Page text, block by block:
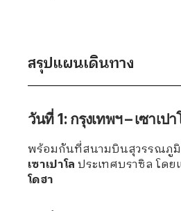
สรุปแผนเดินทาง
วันที่ 1: กรุงเทพฯ – เซาเปา
พร้อมกันที่สนามบินสุวรรณภูมิ
เซาเปาโลประเทศบราซิล โดย
โดฮา